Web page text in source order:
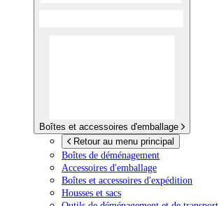
Boîtes et accessoires d'emballage
Retour au menu principal
Boîtes de déménagement
Accessoires d'emballage
Boîtes et accessoires d'expédition
Housses et sacs